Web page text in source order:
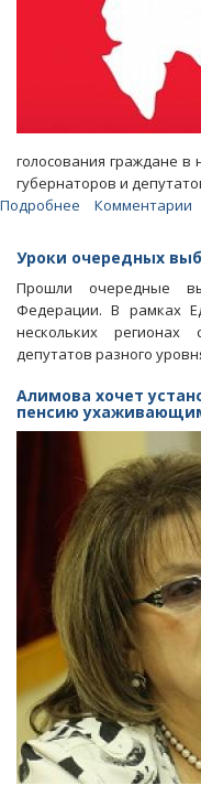
голосования граждане в
губернаторов и
Подробнее
показали
усталость
граждан
от
партии
услуг»
Комментарии
Уроки очередных
Прошли очередные
Федерации. В рамках
нескольких
депутатов разного
Алимова хочет
пенсию